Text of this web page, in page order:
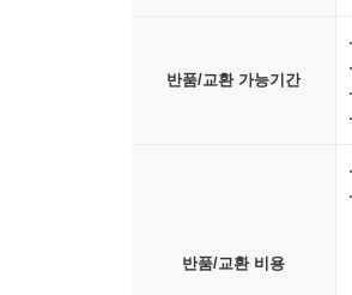
반품/교환 가능기간
반품/교환 비용